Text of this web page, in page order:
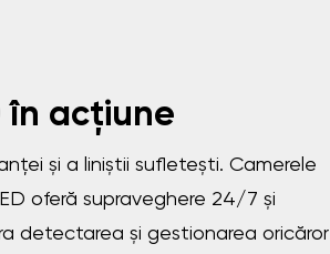
în acțiune
și a liniștii sufletești. Camerele
oferă supraveghere 24/7 și
detectarea și gestionarea oricăror